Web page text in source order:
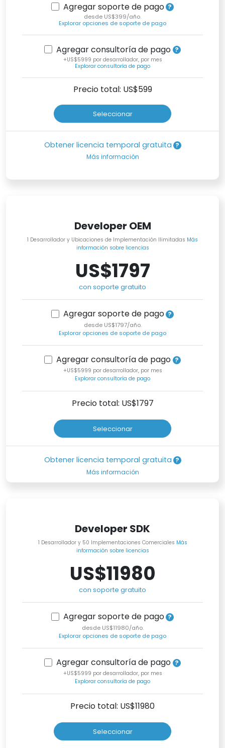
Agregar soporte de pago
desde US$399/año.
Explorar opciones de soporte de pago
Agregar consultoría de pago
+US$5999 por desarrollador, por mes
Explorar consultoría de pago
Precio total: US$599
Seleccionar
Obtener licencia temporal gratuita
Más información
Developer OEM
1 Desarrollador y Ubicaciones de Implementación Ilimitadas Más
información sobre licencias
US$1797
con soporte gratuito
Agregar soporte de pago
desde US$1797/año.
Explorar opciones de soporte de pago
Agregar consultoría de pago
+US$5999 por desarrollador, por mes
Explorar consultoría de pago
Precio total: US$1797
Seleccionar
Obtener licencia temporal gratuita
Más información
Developer SDK
1 Desarrollador y 50 Implementaciones Comerciales Más
información sobre licencias
US$11980
con soporte gratuito
Agregar soporte de pago
desde US$11980/año.
Explorar opciones de soporte de pago
Agregar consultoría de pago
+US$5999 por desarrollador, por mes
Explorar consultoría de pago
Precio total: US$11980
Seleccionar